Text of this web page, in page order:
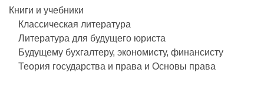
Книги и учебники
Классическая литература
Литература для будущего юриста
Будущему бухгалтеру, экономисту, финансисту
Теория государства и права и Основы права